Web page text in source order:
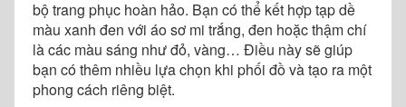
bộ trang phục hoàn hảo. Bạn có thể kết hợp tạp dề
màu xanh đen với áo sơ mi trắng, đen hoặc thậm chí
là các màu sáng như đỏ, vàng… Điều này sẽ giúp
bạn có thêm nhiều lựa chọn khi phối đồ và tạo ra một
phong cách riêng biệt.